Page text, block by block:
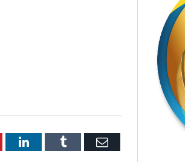
LinkedInTumblr Email